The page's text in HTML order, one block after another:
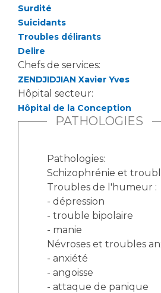
Surdité
Suicidants
Troubles délirants
Delire
Chefs de services:
ZENDJIDJIAN Xavier Yves
Hôpital secteur:
Hôpital de la Conception
PATHOLOGIES
Pathologies:
Schizophrénie et
Troubles de l'humeur :
- dépression
- trouble bipolaire
- manie
Névroses et troubles
- anxiété
- angoisse
- attaque de panique